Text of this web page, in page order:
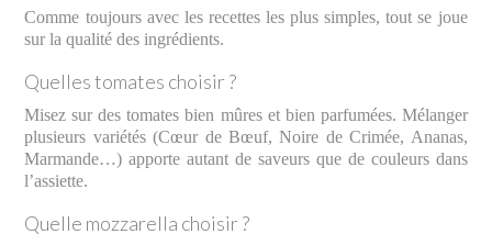
Comme toujours avec les recettes les plus simples, tout se joue
sur la qualité des ingrédients.
Quelles tomates choisir ?
Misez sur des tomates bien mûres et bien parfumées. Mélanger
plusieurs variétés (Cœur de Bœuf, Noire de Crimée, Ananas,
Marmande…) apporte autant de saveurs que de couleurs dans
l’assiette.
Quelle mozzarella choisir ?